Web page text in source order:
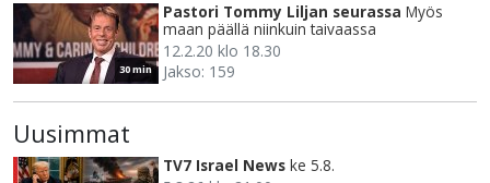
30 min
Pastori Tommy Liljan seurassa Myös
maan päällä niinkuin taivaassa
12.2.20 klo 18.30
Jakso: 159
Uusimmat
TV7 Israel News ke 5.8.